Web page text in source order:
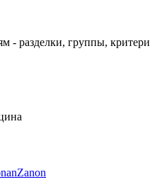
- разделки, группы,